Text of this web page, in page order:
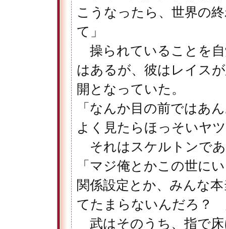
こうなったら、世界の
て」
操られていることを
はあるが、彼はレイス
開となっていた。
「なんか目の前では
よく見たらほっそいヤ
それはスケルトンで
「マジ俺とかこの世
関係設定とか、みんな
てたまらないんだろ？
武はそのうち、指で